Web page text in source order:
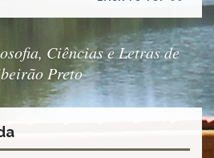
Ciências e Letras de
Preto